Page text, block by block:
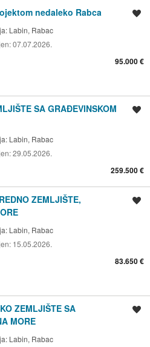
nedaleko Rabca
Labin, Rabac
07.07.2026.
95.000 €
SA GRAĐEVINSKOM
Labin, Rabac
29.05.2026.
259.500 €
ZEMLJIŠTE,
Labin, Rabac
15.05.2026.
83.650 €
ZEMLJIŠTE SA
MORE
Labin, Rabac